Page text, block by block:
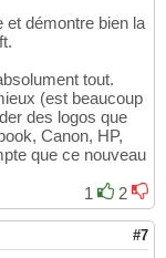
et démontre bien la
tout.
(est beaucoup
des logos que
Canon, HP,
que ce nouveau
1
2
#7